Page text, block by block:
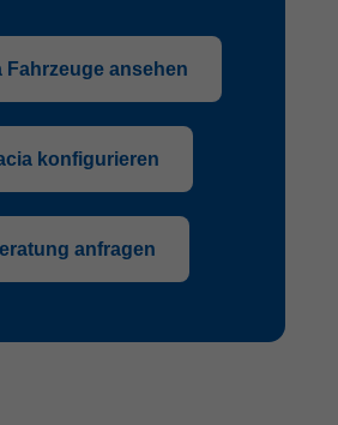
Fahrzeuge ansehen
konfigurieren
anfragen